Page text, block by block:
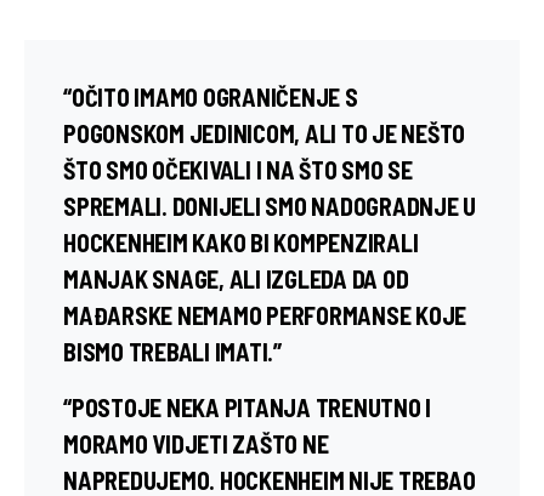
“OČITO IMAMO OGRANIČENJE S
POGONSKOM JEDINICOM, ALI TO JE NEŠTO
ŠTO SMO OČEKIVALI I NA ŠTO SMO SE
SPREMALI. DONIJELI SMO NADOGRADNJE U
HOCKENHEIM KAKO BI KOMPENZIRALI
MANJAK SNAGE, ALI IZGLEDA DA OD
MAĐARSKE NEMAMO PERFORMANSE KOJE
BISMO TREBALI IMATI.”
“POSTOJE NEKA PITANJA TRENUTNO I
MORAMO VIDJETI ZAŠTO NE
NAPREDUJEMO. HOCKENHEIM NIJE TREBAO